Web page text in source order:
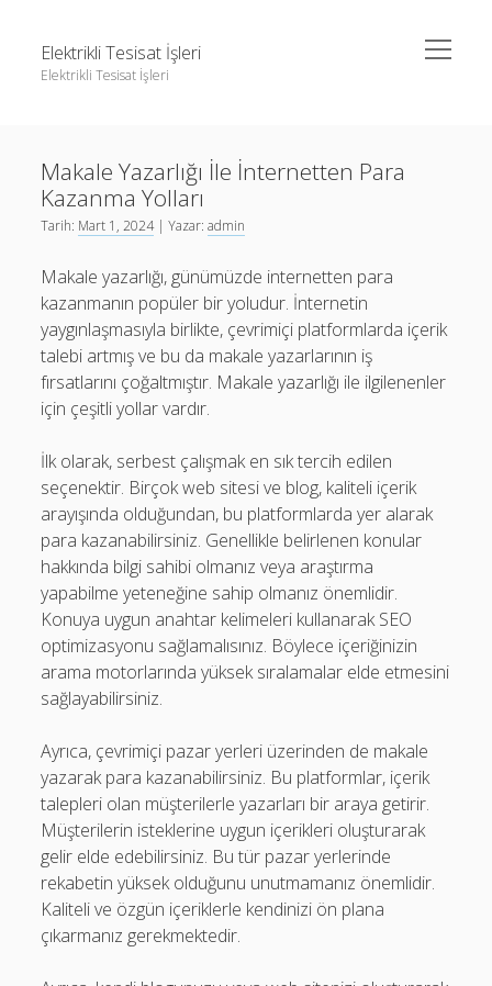
Elektrikli Tesisat İşleri
Elektrikli Tesisat İşleri
menüyü
aç
Linkedin Takipçi Çoğaltma Bedava
Liste
Tiktok Yorum Yükseltme Hilesi Bedava
Instagram Gizli Hesap Takipçileri Görme
Liste
Sayfa Listesi
Tiktok Yorum Yükseltme Hilesi Bedava
Makale Yazarlığı İle İnternetten Para
Kazanma Yolları
Tarih: Mart 1, 2024| Yazar:admin
Makale yazarlığı, günümüzde internetten para
kazanmanın popüler bir yoludur. İnternetin
yaygınlaşmasıyla birlikte, çevrimiçi platformlarda içerik
talebi artmış ve bu da makale yazarlarının iş
fırsatlarını çoğaltmıştır. Makale yazarlığı ile ilgilenenler
için çeşitli yollar vardır.
İlk olarak, serbest çalışmak en sık tercih edilen
seçenektir. Birçok web sitesi ve blog, kaliteli içerik
arayışında olduğundan, bu platformlarda yer alarak
para kazanabilirsiniz. Genellikle belirlenen konular
hakkında bilgi sahibi olmanız veya araştırma
yapabilme yeteneğine sahip olmanız önemlidir.
Konuya uygun anahtar kelimeleri kullanarak SEO
optimizasyonu sağlamalısınız. Böylece içeriğinizin
arama motorlarında yüksek sıralamalar elde etmesini
sağlayabilirsiniz.
Ayrıca, çevrimiçi pazar yerleri üzerinden de makale
yazarak para kazanabilirsiniz. Bu platformlar, içerik
talepleri olan müşterilerle yazarları bir araya getirir.
Müşterilerin isteklerine uygun içerikleri oluşturarak
gelir elde edebilirsiniz. Bu tür pazar yerlerinde
rekabetin yüksek olduğunu unutmamanız önemlidir.
Kaliteli ve özgün içeriklerle kendinizi ön plana
çıkarmanız gerekmektedir.